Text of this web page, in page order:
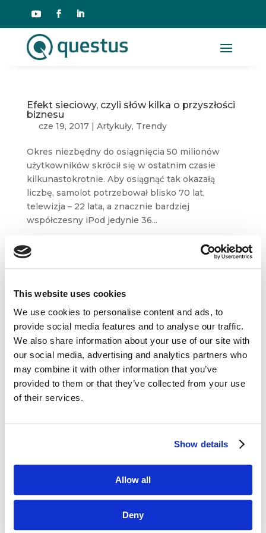
This website uses cookies
We use cookies to personalise content and ads, to
provide social media features and to analyse our traffic.
We also share information about your use of our site with
our social media, advertising and analytics partners who
may combine it with other information that you’ve
provided to them or that they’ve collected from your use
of their services.
Show details
Allow all
Deny
Efekt sieciowy, czyli słów kilka o przyszłości
biznesu
cze 19, 2017| Artykuły, Trendy
Okres niezbędny do osiągnięcia 50 milionów
użytkowników skrócił się w ostatnim czasie
kilkunastokrotnie. Aby osiągnąć tak okazałą
liczbę, samolot potrzebował blisko 70 lat,
telewizja – 22 lata, a znacznie bardziej
współczesny iPod jedynie 36...
Dane kontaktowe

questus
ul. Organizacji WiN 83/7
91-811 Łódź
 601 098 038